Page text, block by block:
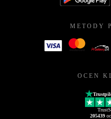
METODY
OCEN
205439